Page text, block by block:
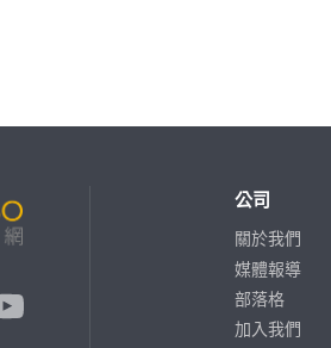
公司
關於我們
媒體報導
部落格
加入我們